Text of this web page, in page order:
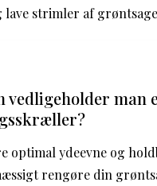
strimler af
vedligeholder man
optimal ydeevne og
rengøre din